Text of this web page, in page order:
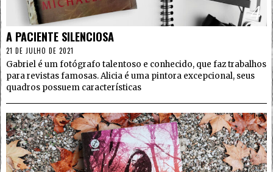
4
A PACIENTE SILENCIOSA
21 DE JULHO DE 2021
Gabriel é um fotógrafo talentoso e conhecido, que faz trabalhos
para revistas famosas. Alicia é uma pintora excepcional, seus
quadros possuem características